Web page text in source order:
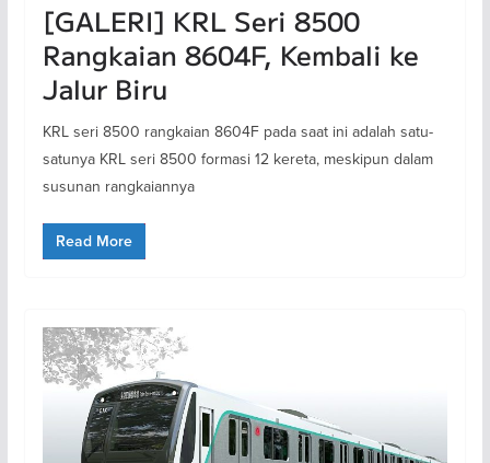
[GALERI] KRL Seri 8500
Rangkaian 8604F, Kembali ke
Jalur Biru
KRL seri 8500 rangkaian 8604F pada saat ini adalah satu-
satunya KRL seri 8500 formasi 12 kereta, meskipun dalam
susunan rangkaiannya
Read More